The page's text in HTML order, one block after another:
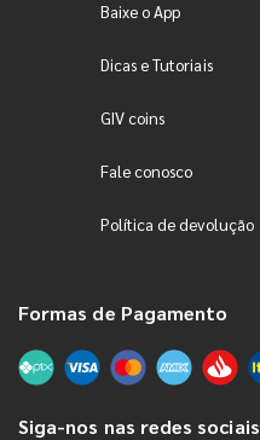
Baixe o App
Dicas e Tutoriais
GIV coins
Fale conosco
Política de devolução
Formas de Pagamento
Siga-nos nas redes sociais